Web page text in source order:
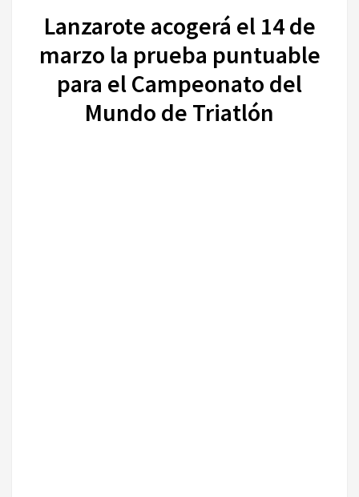
Lanzarote acogerá el 14 de
marzo la prueba puntuable
para el Campeonato del
Mundo de Triatlón